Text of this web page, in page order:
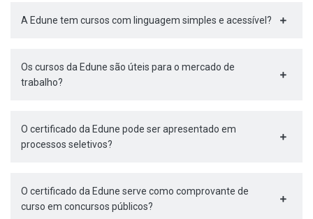
A Edune tem cursos com linguagem simples e acessível?
Os cursos da Edune são úteis para o mercado de
trabalho?
O certificado da Edune pode ser apresentado em
processos seletivos?
O certificado da Edune serve como comprovante de
curso em concursos públicos?